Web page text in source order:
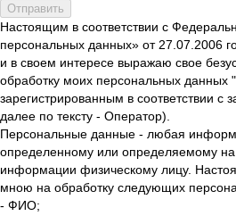
Отправить
Настоящим в соответствии с
персональных данных» от 27.07.2006
и в своем интересе выражаю свое
обработку моих персональных данных
зарегистрированным в соответствии с
далее по тексту - Оператор).
Персональные данные - любая
определенному или определяемому на
информации физическому лицу.
мною на обработку следующих
- ФИО;